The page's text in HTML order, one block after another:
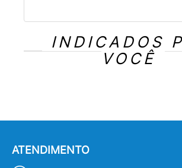
INDICADOS
VOCÊ
ATENDIMENTO